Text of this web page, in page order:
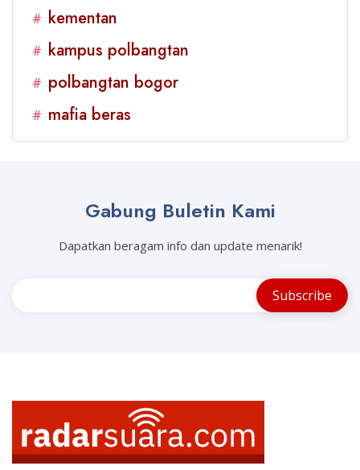
# kementan
# kampus polbangtan
# polbangtan bogor
# mafia beras
Gabung Buletin Kami
Dapatkan beragam info dan update menarik!